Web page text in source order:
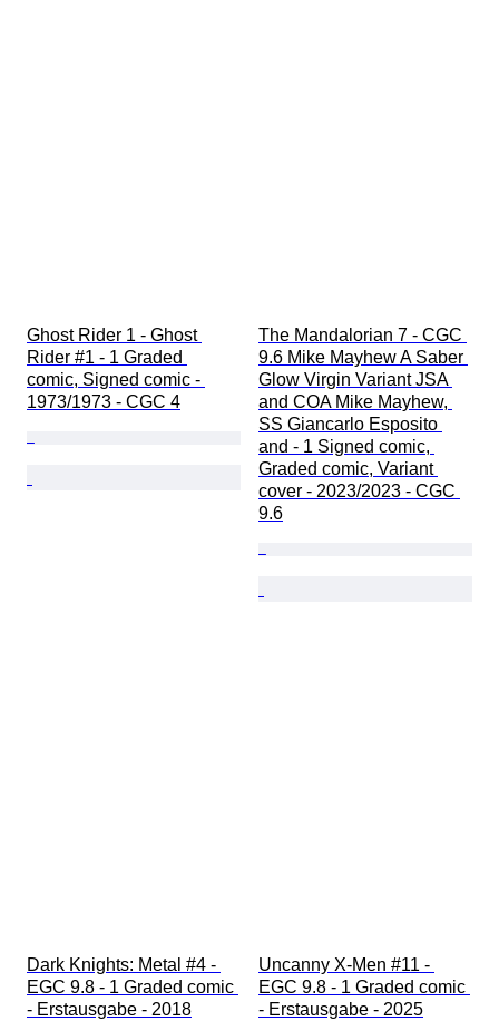
Ghost Rider 1 - Ghost
Rider #1 - 1 Graded
comic, Signed comic -
1973/1973 - CGC 4
The Mandalorian 7 - CGC
9.6 Mike Mayhew A Saber
Glow Virgin Variant JSA
and COA Mike Mayhew,
SS Giancarlo Esposito
and - 1 Signed comic,
Graded comic, Variant
cover - 2023/2023 - CGC
9.6
Dark Knights: Metal #4 -
EGC 9.8 - 1 Graded comic
- Erstausgabe - 2018
Uncanny X-Men #11 -
EGC 9.8 - 1 Graded comic
- Erstausgabe - 2025